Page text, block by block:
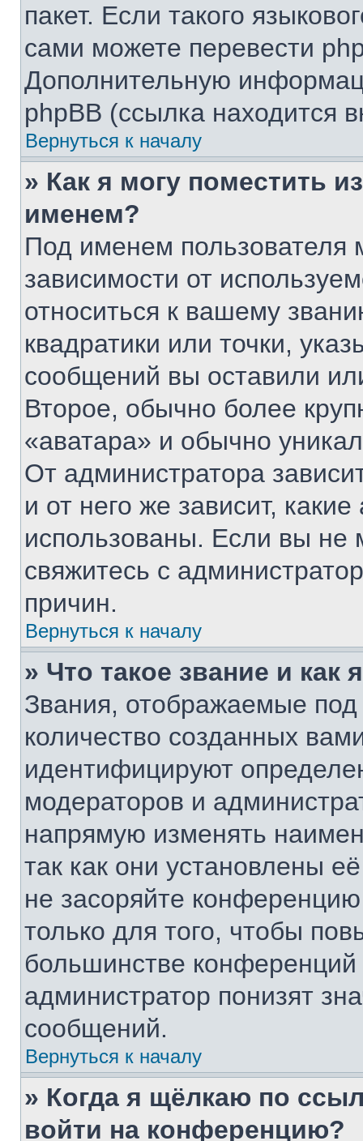
пакет. Если такого
сами можете перевести
Дополнительную
phpBB (ссылка находится
Вернуться к началу
» Как я могу поместить
именем?
Под именем пользователя
зависимости от
относиться к вашему
квадратики или точки,
сообщений вы оставили
Второе, обычно более
«аватара» и обычно
От администратора
и от него же зависит,
использованы. Если вы не
свяжитесь с
причин.
Вернуться к началу
» Что такое звание и как
Звания, отображаемые
количество созданных
идентифицируют
модераторов и
напрямую изменять
так как они установлены
не засоряйте
только для того, чтобы
большинстве
администратор понизят
сообщений.
Вернуться к началу
» Когда я щёлкаю по
войти на конференцию?